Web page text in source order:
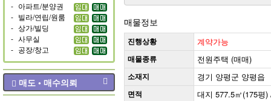
- 아파트/분양권
- 빌라/연립/원룸
- 상가/빌딩
- 사무실
- 공장/창고
매도 • 매수의뢰
매물정보
진행상황 계약가능
매물종류 전원주택 (매매)
소재지 경기 양평군 양평읍
면적 대지 577.5㎡(175평